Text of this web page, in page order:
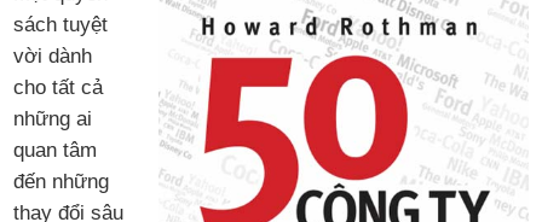
sách tuyệt
vời dành
cho tất cả
những ai
quan tâm
đến những
thay đổi sâu